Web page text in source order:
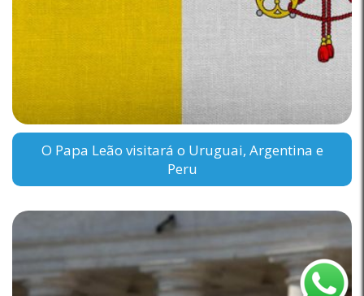
O Papa Leão visitará o Uruguai, Argentina e
Peru